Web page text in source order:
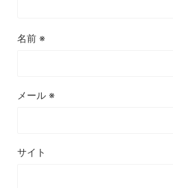
名前 ※
メール ※
サイト